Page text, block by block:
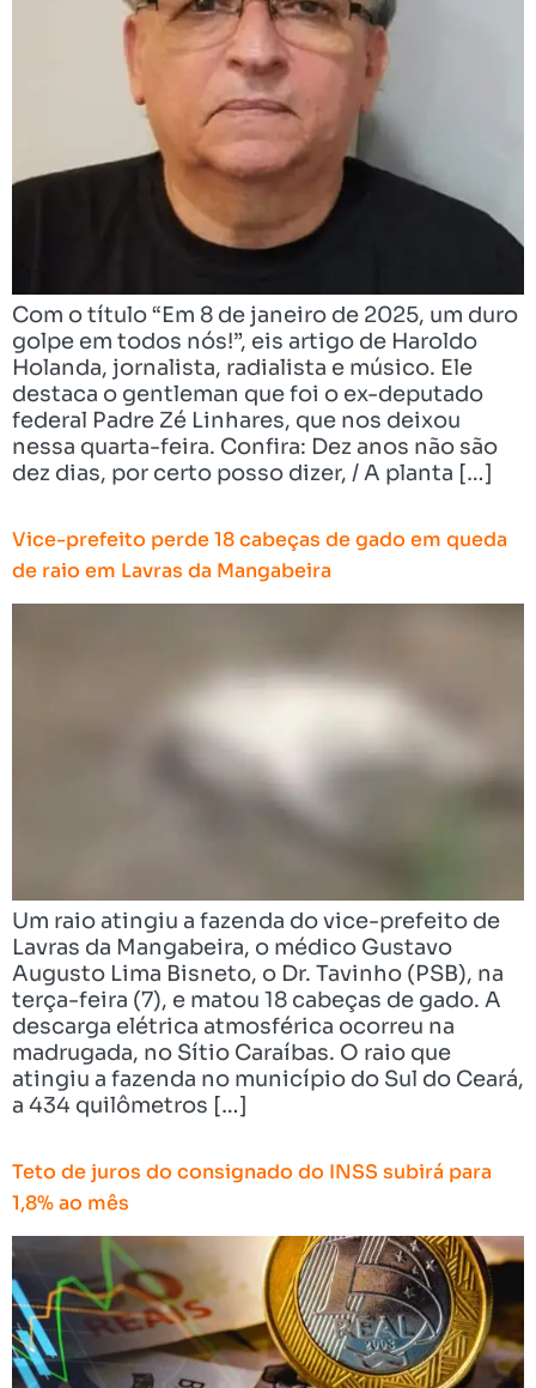
Com o título “Em 8 de janeiro de 2025, um duro
golpe em todos nós!”, eis artigo de Haroldo
Holanda, jornalista, radialista e músico. Ele
destaca o gentleman que foi o ex-deputado
federal Padre Zé Linhares, que nos deixou
nessa quarta-feira. Confira: Dez anos não são
dez dias, por certo posso dizer, / A planta […]
Vice-prefeito perde 18 cabeças de gado em queda
de raio em Lavras da Mangabeira
Um raio atingiu a fazenda do vice-prefeito de
Lavras da Mangabeira, o médico Gustavo
Augusto Lima Bisneto, o Dr. Tavinho (PSB), na
terça-feira (7), e matou 18 cabeças de gado. A
descarga elétrica atmosférica ocorreu na
madrugada, no Sítio Caraíbas. O raio que
atingiu a fazenda no município do Sul do Ceará,
a 434 quilômetros […]
Teto de juros do consignado do INSS subirá para
1,8% ao mês